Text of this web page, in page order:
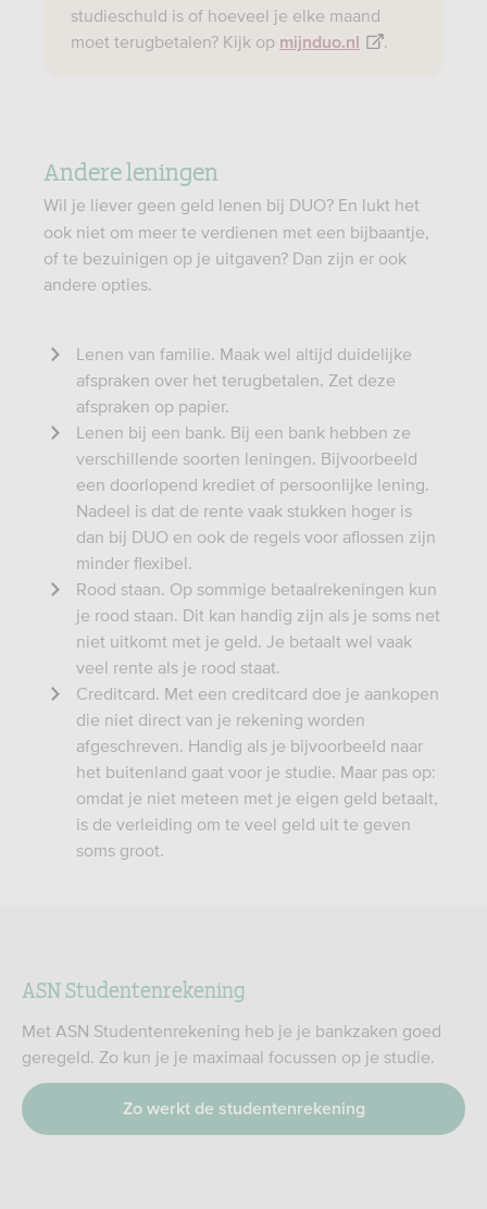
studieschuld is of hoeveel je elke maand
moet terugbetalen? Kijk op mijnduo.nl .
Andere leningen
Wil je liever geen geld lenen bij DUO? En lukt het
ook niet om meer te verdienen met een bijbaantje,
of te bezuinigen op je uitgaven? Dan zijn er ook
andere opties.
Lenen van familie. Maak wel altijd duidelijke
afspraken over het terugbetalen. Zet deze
afspraken op papier.
Lenen bij een bank. Bij een bank hebben ze
verschillende soorten leningen. Bijvoorbeeld
een doorlopend krediet of persoonlijke lening.
Nadeel is dat de rente vaak stukken hoger is
dan bij DUO en ook de regels voor aflossen zijn
minder flexibel.
Rood staan. Op sommige betaalrekeningen kun
je rood staan. Dit kan handig zijn als je soms net
niet uitkomt met je geld. Je betaalt wel vaak
veel rente als je rood staat.
Creditcard. Met een creditcard doe je aankopen
die niet direct van je rekening worden
afgeschreven. Handig als je bijvoorbeeld naar
het buitenland gaat voor je studie. Maar pas op:
omdat je niet meteen met je eigen geld betaalt,
is de verleiding om te veel geld uit te geven
soms groot.
ASN Studentenrekening
Met ASN Studentenrekening heb je je bankzaken goed
geregeld. Zo kun je je maximaal focussen op je studie.
Zo werkt de studentenrekening